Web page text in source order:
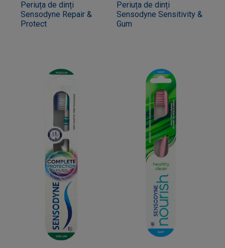
Periuța de dinți
Sensodyne Repair &
Protect
Periuța de dinți
Sensodyne Sensitivity &
Gum